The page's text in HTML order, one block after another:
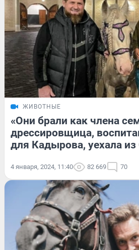
ЖИВОТНЫЕ
«Они брали как члена
дрессировщица,
для Кадырова, уехала
4 января, 2024, 11:40 82 669 70